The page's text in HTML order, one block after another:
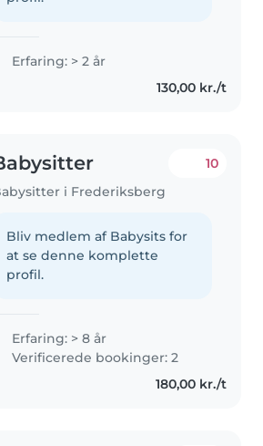
Erfaring: > 2 år
130,00 kr./t
i Frederiksberg
10
Bliv medlem af Babysits for
at se denne komplette
profil.
Erfaring: > 8 år
Verificerede bookinger: 2
180,00 kr./t